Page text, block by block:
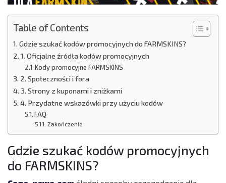
Table of Contents
Gdzie szukać kodów promocyjnych do FARMSKINS?
1. Oficjalne źródła kodów promocyjnych
Kody promocyjne FARMSKINS
2. Społeczności i fora
3. Strony z kuponami i zniżkami
4. Przydatne wskazówki przy użyciu kodów
FAQ
Zakończenie
Gdzie szukać kodów promocyjnych
do FARMSKINS?